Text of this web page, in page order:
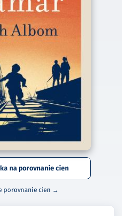
na porovnanie cien
porovnanie cien →